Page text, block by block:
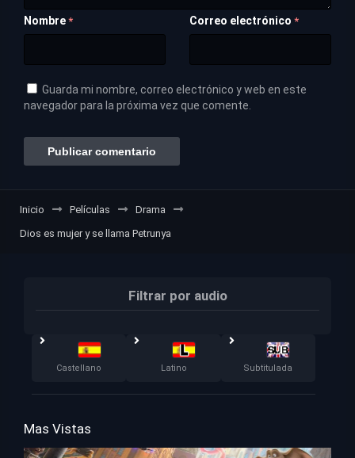
Nombre * Correo electrónico *
Guarda mi nombre, correo electrónico y web en este
navegador para la próxima vez que comente.
Inicio Películas
Drama
Dios es mujer y se llama Petrunya
Filtrar por audio
Castellano Latino Subtitulada
Mas Vistas